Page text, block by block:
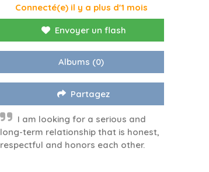
Connecté(e) il y a plus d'1 mois
Envoyer un flash
Albums (0)
Partagez
I am looking for a serious and
long-term relationship that is honest,
respectful and honors each other.